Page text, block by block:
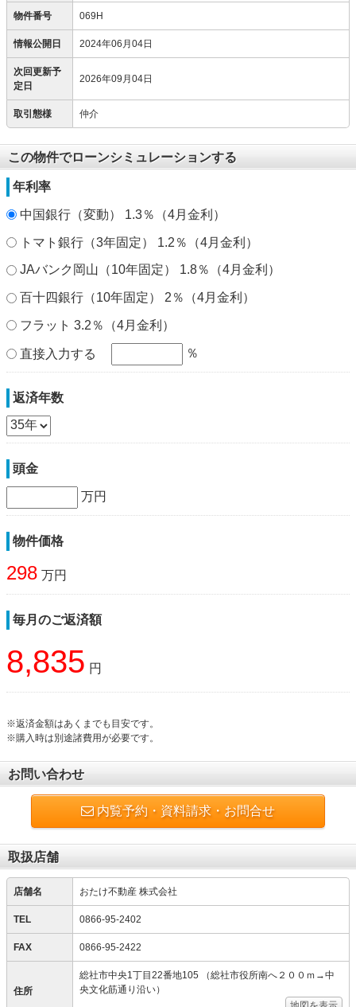
物件番号 069H
情報公開日 2024年06月04日
次回更新予
定日
2026年09月04日
取引態様 仲介
この物件でローンシミュレーションする
年利率
中国銀行（変動） 1.3％（4月金利）
トマト銀行（3年固定） 1.2％（4月金利）
JAバンク岡山（10年固定） 1.8％（4月金利）
百十四銀行（10年固定） 2％（4月金利）
フラット 3.2％（4月金利）
直接入力する ％
返済年数
頭金
万円
物件価格
298 万円
毎月のご返済額
8,835 円
※返済金額はあくまでも目安です。
※購入時は別途諸費用が必要です。
お問い合わせ
内覧予約・資料請求・お問合せ
取扱店舗
店舗名 おたけ不動産 株式会社
TEL 0866-95-2402
FAX 0866-95-2422
住所
総社市中央1丁目22番地105 （総社市役所南へ２００ｍ→中
央文化筋通り沿い）